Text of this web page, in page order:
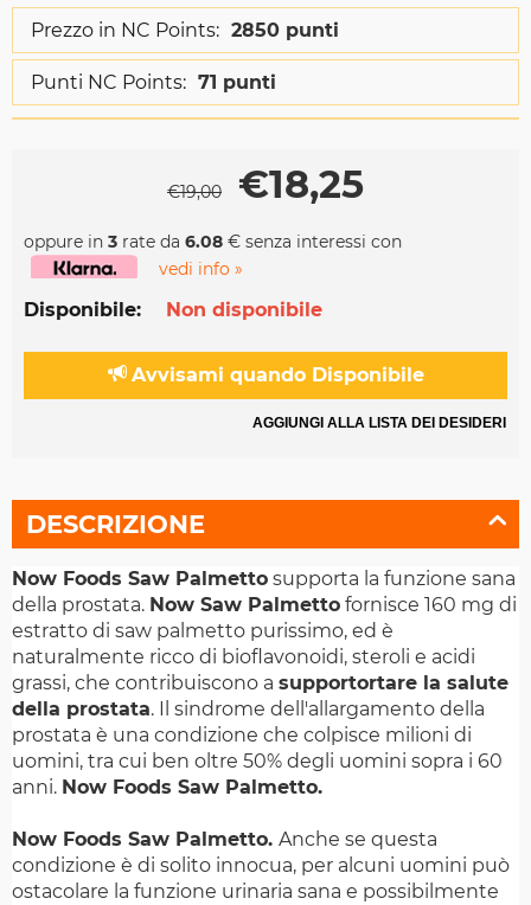
Prezzo in NC Points: 2850 punti
Punti NC Points: 71 punti
€19,00 €18,25
oppure in 3 rate da 6.08 € senza interessi con
vedi info »
Disponibile: Non disponibile
Avvisami quando Disponibile
AGGIUNGI ALLA LISTA DEI DESIDERI
DESCRIZIONE
Now Foods Saw Palmetto supporta la funzione sana
della prostata. Now Saw Palmetto fornisce 160 mg di
estratto di saw palmetto purissimo, ed è
naturalmente ricco di bioflavonoidi, steroli e acidi
grassi, che contribuiscono a supportortare la salute
della prostata. Il sindrome dell'allargamento della
prostata è una condizione che colpisce milioni di
uomini, tra cui ben oltre 50% degli uomini sopra i 60
anni. Now Foods Saw Palmetto.
Now Foods Saw Palmetto. Anche se questa
condizione è di solito innocua, per alcuni uomini può
ostacolare la funzione urinaria sana e possibilmente